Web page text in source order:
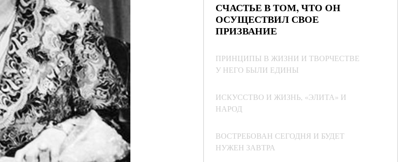
СЧАСТЬЕ В ТОМ, ЧТО ОН
ОСУЩЕСТВИЛ СВОЕ
ПРИЗВАНИЕ
ПРИНЦИПЫ В ЖИЗНИ И ТВОРЧЕСТВЕ
У НЕГО БЫЛИ ЕДИНЫ
ИСКУССТВО И ЖИЗНЬ, «ЭЛИТА» И
НАРОД
ВОСТРЕБОВАН СЕГОДНЯ И БУДЕТ
НУЖЕН ЗАВТРА